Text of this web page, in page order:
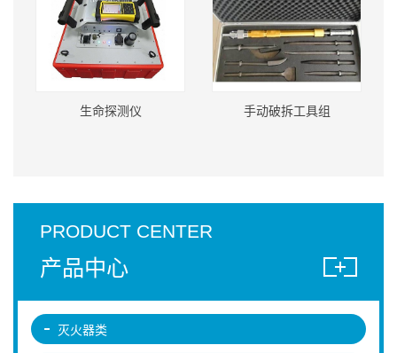
生命探测仪 手动破拆工具组
PRODUCT CENTER
产品中心
灭火器类